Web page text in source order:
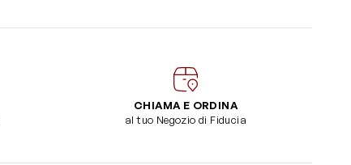
CHIAMA E ORDINA
al tuo Negozio di Fiducia